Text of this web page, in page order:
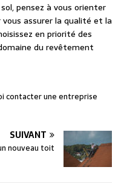
pensez à vous orienter
assurer la qualité et la
en priorité des
du revêtement
contacter une entreprise
SUIVANT
nouveau toit